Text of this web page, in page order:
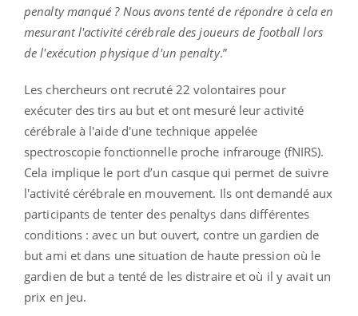
penalty manqué ? Nous avons tenté de répondre à cela en
mesurant l'activité cérébrale des joueurs de football lors
de l'exécution physique d'un penalty.”
Les chercheurs ont recruté 22 volontaires pour
exécuter des tirs au but et ont mesuré leur activité
cérébrale à l'aide d'une technique appelée
spectroscopie fonctionnelle proche infrarouge (fNIRS).
Cela implique le port d’un casque qui permet de suivre
l'activité cérébrale en mouvement. Ils ont demandé aux
participants de tenter des penaltys dans différentes
conditions : avec un but ouvert, contre un gardien de
but ami et dans une situation de haute pression où le
gardien de but a tenté de les distraire et où il y avait un
prix en jeu.